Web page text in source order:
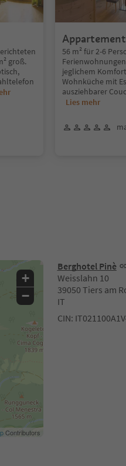
groß.
56 m² für 2-6
jeglichem
Wohnküche mit
ausziehbarer
Lies mehr
Berghotel Pinè
Weisslahn 10
39050 Tiers am
IT
CIN:
+
−
Contributors